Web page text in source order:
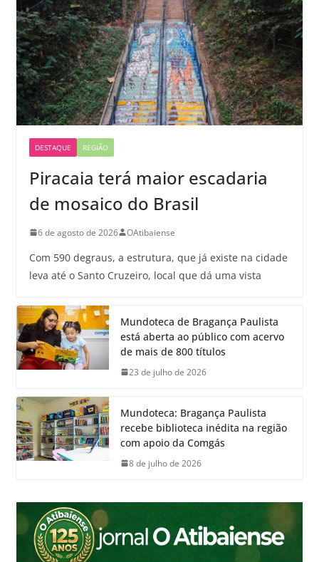
DESTAQUE REGIÃO
Piracaia terá maior escadaria
de mosaico do Brasil
6 de agosto de 2026 OAtibaiense
Com 590 degraus, a estrutura, que já existe na cidade
leva até o Santo Cruzeiro, local que dá uma vista
Mundoteca de Bragança Paulista
está aberta ao público com acervo
de mais de 800 títulos
23 de julho de 2026
Mundoteca: Bragança Paulista
recebe biblioteca inédita na região
com apoio da Comgás
8 de julho de 2026